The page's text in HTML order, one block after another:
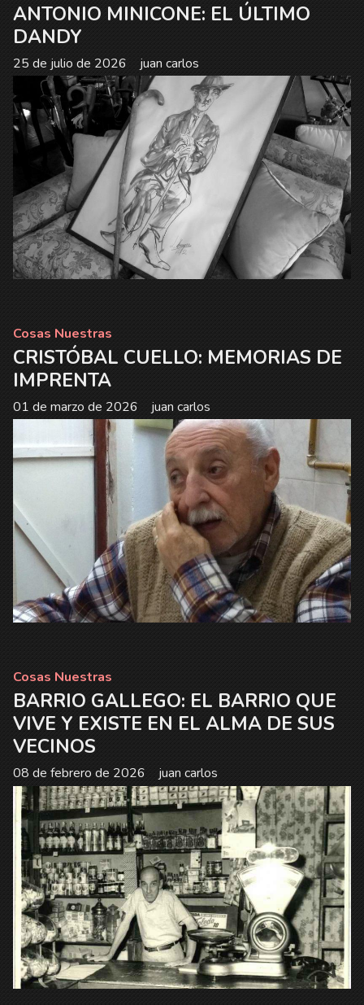
ANTONIO MINICONE: EL ÚLTIMO
DANDY
juan carlos
25 de julio de 2026
CRISTÓBAL CUELLO: MEMORIAS DE
IMPRENTA
juan carlos
Cosas Nuestras
01 de marzo de 2026
BARRIO GALLEGO: EL BARRIO QUE
VIVE Y EXISTE EN EL ALMA DE SUS
VECINOS
juan carlos
Cosas Nuestras
08 de febrero de 2026